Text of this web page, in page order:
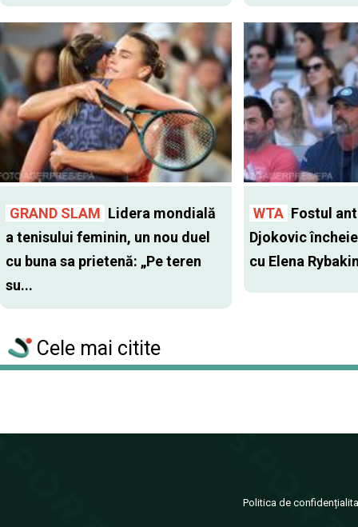
GRAND SLAM Lidera mondială
a tenisului feminin, un nou duel
cu buna sa prietenă: „Pe teren
su...
WTA Fostul
Djokovic
cu Elena
Cele mai citite
Politica de